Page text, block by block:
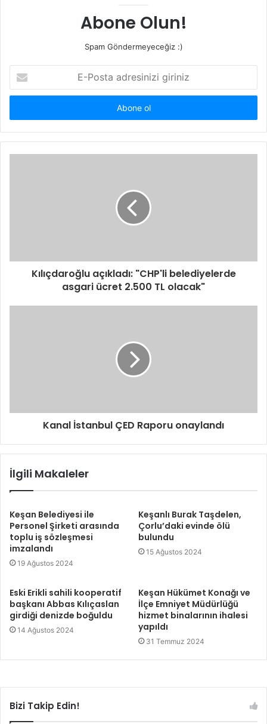
Abone Olun!
Spam Göndermeyeceğiz :)
Posta
adresinizi
Kılıçdaroğlu açıkladı: "CHP'li belediyelerde
asgari ücret 2.500 TL olacak"
Kanal İstanbul ÇED Raporu onaylandı
İlgili Makaleler
Keşan Belediyesi ile
Personel Şirketi arasında
toplu iş sözleşmesi
imzalandı
19 Ağustos 2024
Keşanlı Burak Taşdelen,
Çorlu’daki evinde ölü
bulundu
15 Ağustos 2024
Eski Erikli sahili kooperatif
başkanı Abbas Kılıçaslan
girdiği denizde boğuldu
14 Ağustos 2024
Keşan Hükümet Konağı ve
İlçe Emniyet Müdürlüğü
hizmet binalarının ihalesi
yapıldı
31 Temmuz 2024
Bizi Takip Edin!